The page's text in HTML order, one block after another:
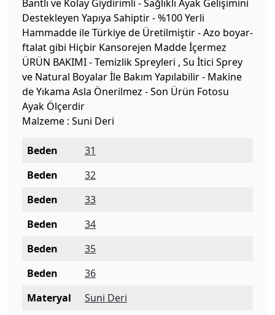
Bantlı ve Kolay Giydirimli - Sağlıklı Ayak Gelişimini
Destekleyen Yapıya Sahiptir - %100 Yerli
Hammadde ile Türkiye de Üretilmiştir - Azo boyar-
ftalat gibi Hiçbir Kansorejen Madde İçermez
ÜRÜN BAKIMI - Temizlik Spreyleri , Su İtici Sprey
ve Natural Boyalar İle Bakım Yapılabilir - Makine
de Yıkama Asla Önerilmez - Son Ürün Fotosu
Ayak Ölçerdir
Malzeme : Suni Deri
Beden
31
Beden
32
Beden
33
Beden
34
Beden
35
Beden
36
Materyal
Suni Deri